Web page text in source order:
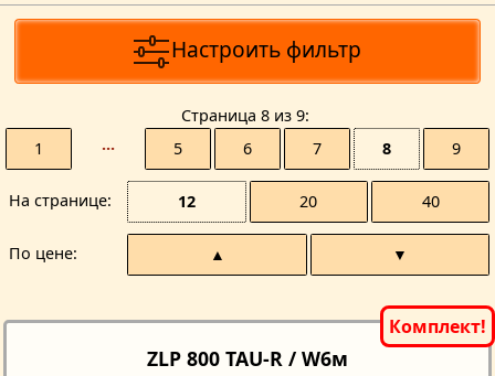
Настроить фильтр
Страницa 8 из 9
1
··· 5 6 7 8 9
На странице 12 20 40
По цене ▲ ▼
ZLP 800 TAU-R / W6м